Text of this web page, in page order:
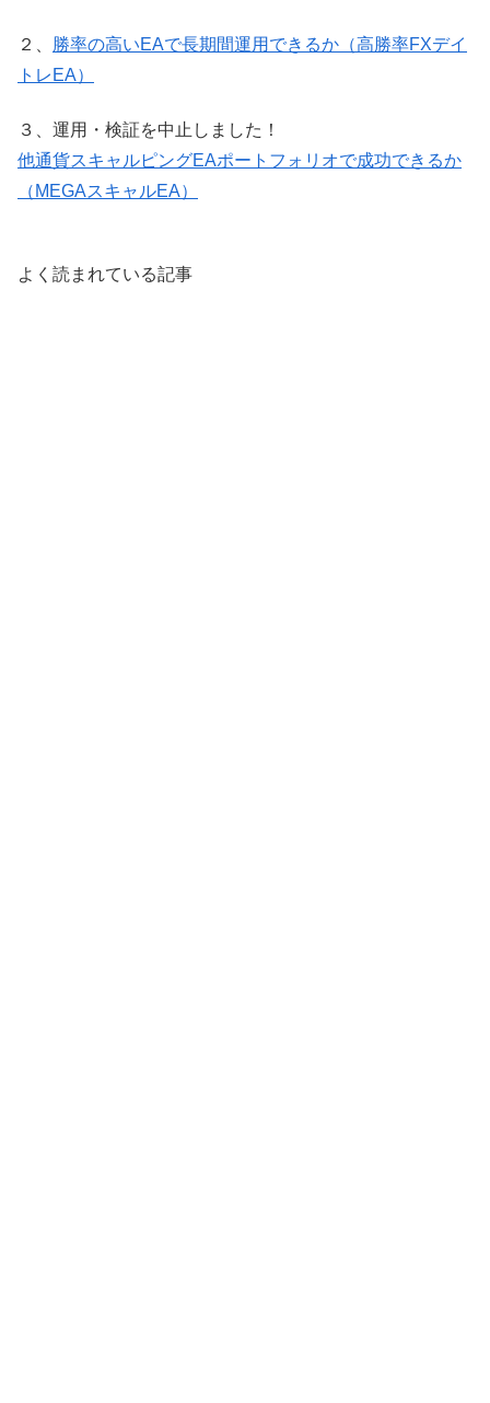
２、 勝率の高いEAで長期間運用できるか（高勝率FXデイ
トレEA）
３、運用・検証を中止しました！
他通貨スキャルピングEAポートフォリオで成功できるか
（MEGAスキャルEA）
よく読まれている記事